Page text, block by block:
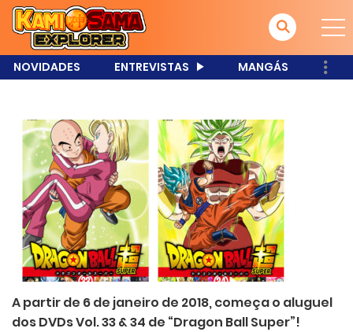
NOVIDADES ENTREVISTAS MANGÁS
A partir de 6 de janeiro de 2018, começa o aluguel
dos DVDs Vol. 33 & 34 de “Dragon Ball Super”!